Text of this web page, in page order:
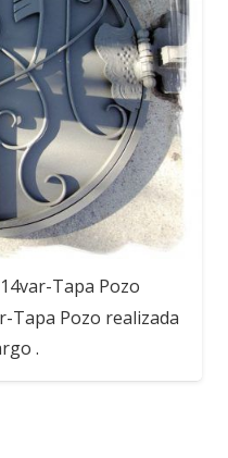
Tapa Pozo
Tapa Pozo realizada
.